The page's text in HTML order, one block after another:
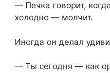
— Печка говорит,
холодно — молчит.
Иногда он делал
— Ты сегодня — как